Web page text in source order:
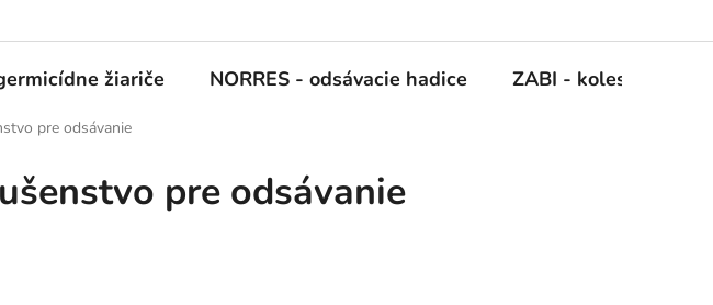
žiariče NORRES - odsávacie hadice ZABI - kolesá,
pre odsávanie
pre odsávanie